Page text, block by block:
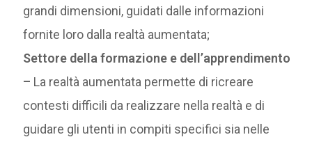
grandi dimensioni, guidati dalle informazioni
fornite loro dalla realtà aumentata;
Settore della formazione e dell’apprendimento
– La realtà aumentata permette di ricreare
contesti difficili da realizzare nella realtà e di
guidare gli utenti in compiti specifici sia nelle